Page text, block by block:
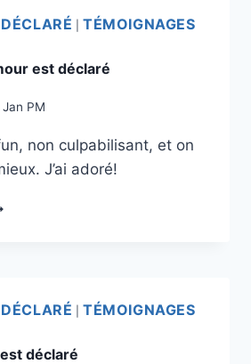
|TÉMOIGNAGES
est déclaré
Jan PM
non culpabilisant, et on
J’ai adoré!
|TÉMOIGNAGES
déclaré